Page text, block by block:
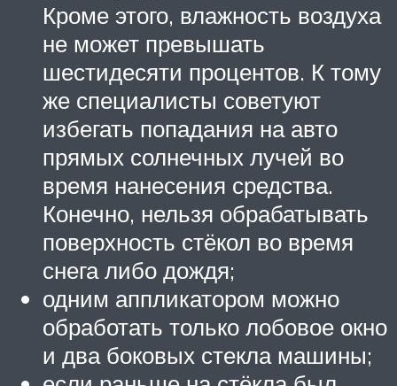
Кроме этого, влажность воздуха
не может превышать
шестидесяти процентов. К тому
же специалисты советуют
избегать попадания на авто
прямых солнечных лучей во
время нанесения средства.
Конечно, нельзя обрабатывать
поверхность стёкол во время
снега либо дождя;
одним аппликатором можно
обработать только лобовое окно
и два боковых стекла машины;